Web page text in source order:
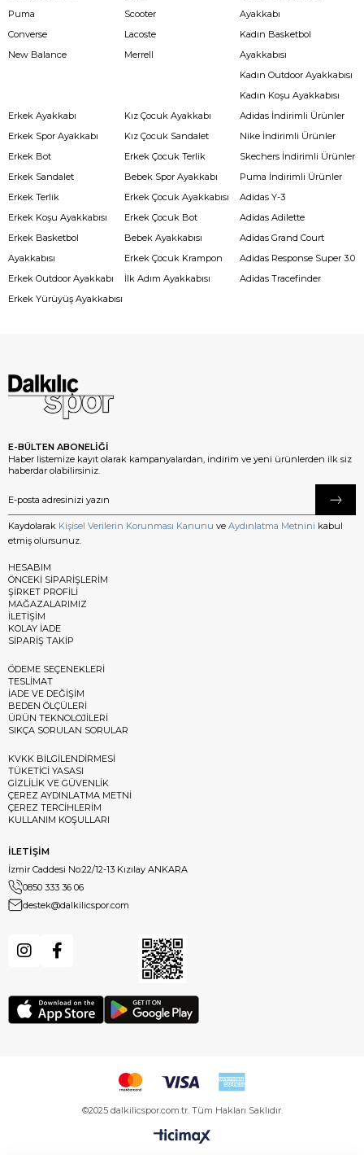
Puma
Converse
New Balance
Scooter
Lacoste
Merrell
Ayakkabı
Kadın Basketbol
Ayakkabısı
Kadın Outdoor Ayakkabısı
Kadın Koşu Ayakkabısı
Erkek Ayakkabı
Erkek Spor Ayakkabı
Erkek Bot
Erkek Sandalet
Erkek Terlik
Erkek Koşu Ayakkabısı
Erkek Basketbol
Ayakkabısı
Erkek Outdoor Ayakkabı
Erkek Yürüyüş Ayakkabısı
Kız Çocuk Ayakkabı
Kız Çocuk Sandalet
Erkek Çocuk Terlik
Bebek Spor Ayakkabı
Erkek Çocuk Ayakkabısı
Erkek Çocuk Bot
Bebek Ayakkabısı
Erkek Çocuk Krampon
İlk Adım Ayakkabısı
Adidas İndirimli Ürünler
Nike İndirimli Ürünler
Skechers İndirimli Ürünler
Puma İndirimli Ürünler
Adidas Y-3
Adidas Adilette
Adidas Grand Court
Adidas Response Super 3.0
Adidas Tracefinder
E-BÜLTEN ABONELİĞİ
Haber listemize kayıt olarak kampanyalardan, indirim ve yeni ürünlerden ilk siz
haberdar olabilirsiniz.
Kaydolarak Kişisel Verilerin Korunması Kanunu ve Aydınlatma Metnini kabul
etmiş olursunuz.
HESABIM
ÖNCEKİ SİPARİŞLERİM
ŞİRKET PROFİLİ
MAĞAZALARIMIZ
İLETİŞİM
KOLAY İADE
SİPARİŞ TAKİP
ÖDEME SEÇENEKLERİ
TESLİMAT
İADE VE DEĞİŞİM
BEDEN ÖLÇÜLERİ
ÜRÜN TEKNOLOJİLERİ
SIKÇA SORULAN SORULAR
KVKK BİLGİLENDİRMESİ
TÜKETİCİ YASASI
GİZLİLİK VE GÜVENLİK
ÇEREZ AYDINLATMA METNİ
ÇEREZ TERCİHLERİM
KULLANIM KOŞULLARI
İLETİŞİM
İzmir Caddesi No:22/12-13 Kızılay ANKARA
0850 333 36 06
destek@dalkilicspor.com
©2025 dalkilicspor.com.tr. Tüm Hakları Saklıdır.